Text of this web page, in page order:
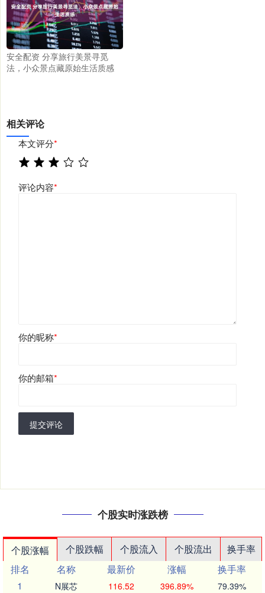
安全配资 分享旅行美景寻觅
法，小众景点藏原始生活质感
相关评论
本文评分*
评论内容*
你的昵称*
你的邮箱*
提交评论
个股实时涨跌榜
个股涨幅 个股跌幅 个股流入 个股流出
换手率
排名
名称 最新价 涨幅
换手率
1
N展芯 116.52 396.89% 79.39%